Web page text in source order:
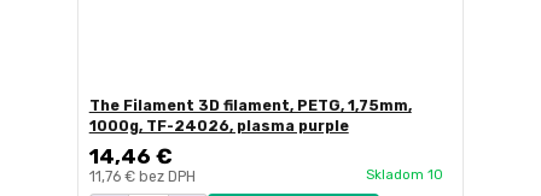
The Filament 3D filament, PETG, 1,75mm,
1000g, TF-24026, plasma purple
14,46 €
11,76 € bez DPH Skladom 10